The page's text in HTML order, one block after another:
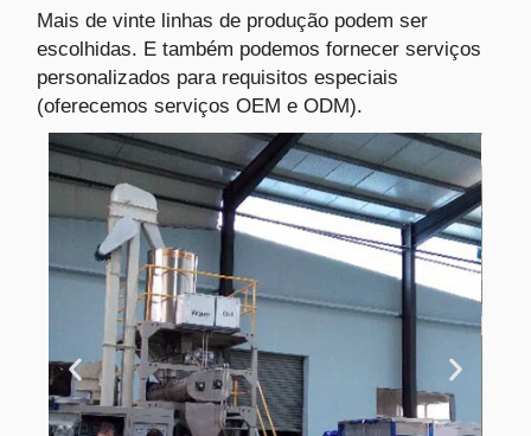
Mais de vinte linhas de produção podem ser
escolhidas. E também podemos fornecer serviços
personalizados para requisitos especiais
(oferecemos serviços OEM e ODM).